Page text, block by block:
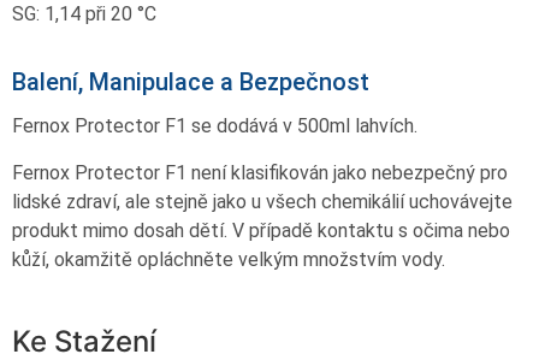
SG: 1,14 při 20 °C
Balení, Manipulace a Bezpečnost
Fernox Protector F1 se dodává v 500ml lahvích.
Fernox Protector F1 není klasifikován jako nebezpečný pro
lidské zdraví, ale stejně jako u všech chemikálií uchovávejte
produkt mimo dosah dětí. V případě kontaktu s očima nebo
kůží, okamžitě opláchněte velkým množstvím vody.
Ke Stažení